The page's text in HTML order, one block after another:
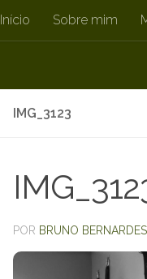
Início Sobre mim
IMG_3123
POR BRUNO BERNARDES